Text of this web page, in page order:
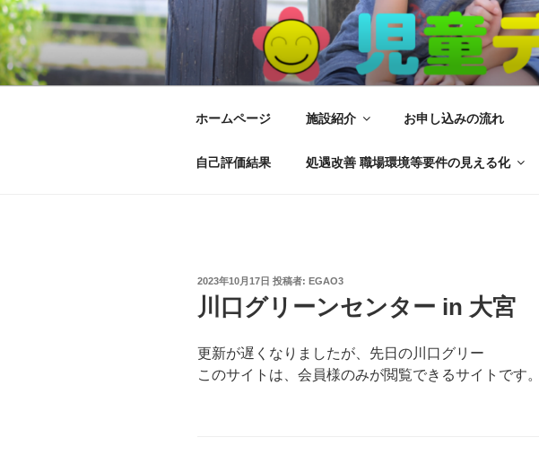
コ
ン
テ
ン
児童ディ えがお
児童発達支援、放課後児童ディサービス
ホームページ 施設紹介 お申し込みの流れ
自己評価結果 処遇改善 職場環境等要件の見える化
投
稿
2023年10月17日 投稿者: EGAO3
川口グリーンセンター in 大宮
更新が遅くなりましたが、先日の川口グリー
このサイトは、会員様のみが閲覧できるサイトです。